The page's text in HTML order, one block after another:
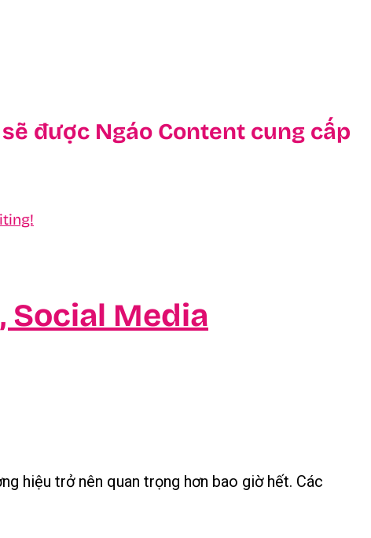
được Ngáo Content cung cấp
Media
hiệu trở nên quan trọng hơn bao giờ hết. Các